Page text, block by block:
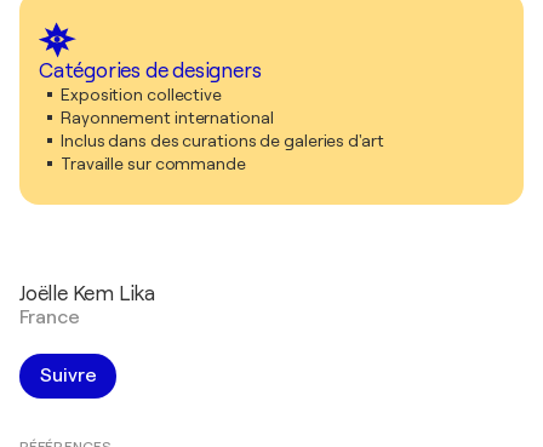
Catégories de designers
Exposition collective
Rayonnement international
Inclus dans des curations de galeries d'art
Travaille sur commande
Joëlle Kem Lika
France
Suivre